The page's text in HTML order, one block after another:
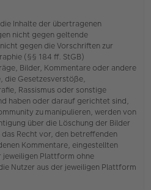
Inhalte der übertragenen
nicht gegen geltende
gegen die Vorschriften zur
(§§ 184 ff. StGB)
Bilder, Kommentare oder andere
die Gesetzesverstöße,
Rassismus oder sonstige
haben oder darauf gerichtet sind,
zu manipulieren, werden von
über die Löschung der Bilder
Recht vor, den betreffenden
Kommentare, eingestellten
jeweiligen Plattform ohne
Nutzer aus der jeweiligen Plattform